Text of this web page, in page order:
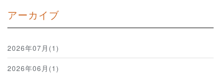
アーカイブ
2026年07月(1)
2026年06月(1)